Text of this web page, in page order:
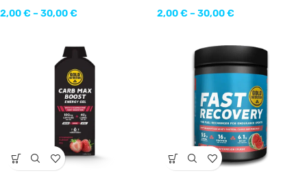
2,00€–30,00€
2,00€–30,00€